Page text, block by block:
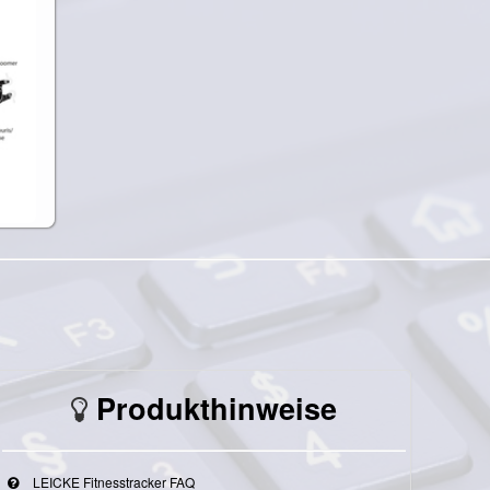
Produkthinweise
LEICKE Fitnesstracker FAQ